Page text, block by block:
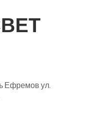
Ефремов ул.